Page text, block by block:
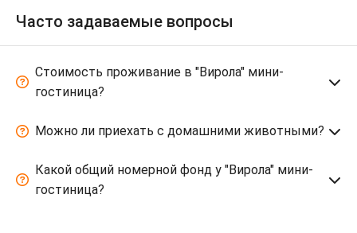
Часто задаваемые вопросы
Стоимость проживание в "Вирола" мини-
гостиница?
Можно ли приехать с домашними животными?
Какой общий номерной фонд у "Вирола" мини-
гостиница?